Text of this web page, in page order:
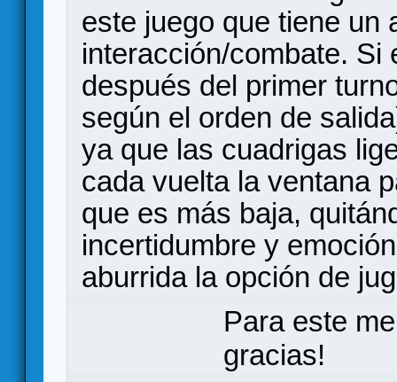
este juego que tiene un
interacción/combate. Si
después del primer
según el orden de
ya que las cuadrigas
cada vuelta la ventana
que es más baja,
incertidumbre y
aburrida la opción de
Para este
gracias!